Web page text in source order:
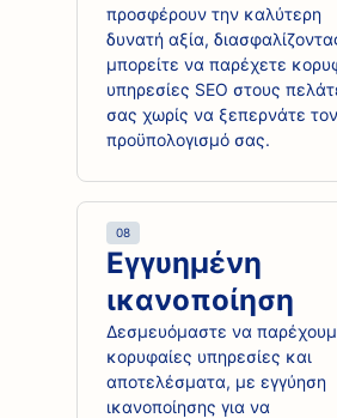
προσφέρουν την καλύτερη
δυνατή αξία,
μπορείτε να παρέχετε
υπηρεσίες SEO στους
σας χωρίς να ξεπερνάτε τον
προϋπολογισμό σας.
08
Εγγυημένη
ικανοποίηση
Δεσμευόμαστε να
κορυφαίες υπηρεσίες και
αποτελέσματα, με εγγύηση
ικανοποίησης για να